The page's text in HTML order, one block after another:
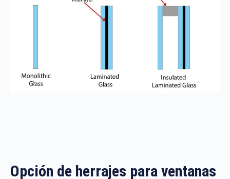
Opción de herrajes para ventanas